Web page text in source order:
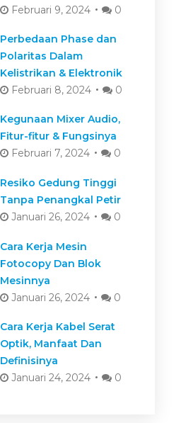
Februari 9, 2024
0
Perbedaan Phase dan
Polaritas Dalam
Kelistrikan & Elektronik
Februari 8, 2024
0
Kegunaan Mixer Audio,
Fitur-fitur & Fungsinya
Februari 7, 2024
0
Resiko Gedung Tinggi
Tanpa Penangkal Petir
Januari 26, 2024
0
Cara Kerja Mesin
Fotocopy Dan Blok
Mesinnya
Januari 26, 2024
0
Cara Kerja Kabel Serat
Optik, Manfaat Dan
Definisinya
Januari 24, 2024
0